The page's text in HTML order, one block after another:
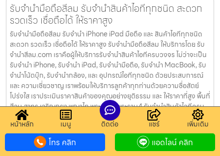
รับจำนำมือถือสีลม รับจำนำสินค้าไอทีทุกชนิด สะดวก
รวดเร็ว เชื่อถือได้ ให้ราคาสูง
รับจำนำมือถือสีลม รับจำนำ iPhone iPad มือถือ และ สินค้าไอทีทุกชนิด
สะดวก รวดเร็ว เชื่อถือได้ ให้ราคาสูง รับจำนำมือถือสีลม ให้บริการโดย รับ
จํานําสีลม.com เราคือผู้ให้บริการรับจำนำสินค้าไอทีครบวงจร ไม่ว่าจะเป็น
รับจำนำ iPhone, รับจำนำ iPad, รับจำนำมือถือ, รับจำนำ MacBook, รับ
จำนำโน้ตบุ๊ก, รับจำนำกล้อง, และ อุปกรณ์ไอทีทุกชนิด ด้วยประสบการณ์
และ ความเชี่ยวชาญ เราพร้อมให้บริการลูกค้าทุกท่านด้วยความซื่อสัตย์
โปร่งใส เราประเมินราคาสินค้าของคุณอย่างยุติธรรม และ ให้ราคาที่สูง พื้นที่
สีลม สาทร เจริญกรุง พญาไท พระราม3 พระราม4 รับจำนำสินค้าไอทีครบ
วงจร บริการรับจำนำสินค้าไอที แบบครบวงจร ไม่ว่าจะเป็น รับจำนำ
iPhone, รับจำนำ iPad, รับจำนำมือถือ, รับจำนำ MacBook, รับจำนำ
โน้ตบุ๊ก, รับจำนำกล้อง, และ อุปกรณ์ไอที ทุกชนิด ให้บริการด้วยความ
ซื่อสัตย์ และ โปร่งใส ให้บริการด้วยผู้มีประสบการณ์ และ ความเชี่ยวชาญ
หน้าหลัก เมนู ติดต่อ แชร์ เพิ่มเติม
โทร คลิก แอดไลน์ คลิก